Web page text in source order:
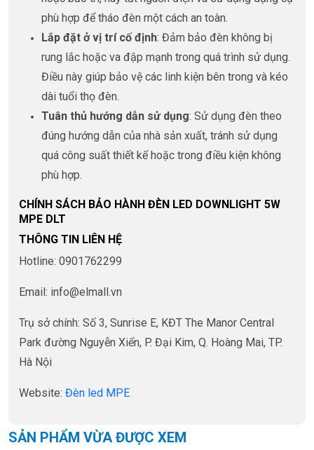
phù hợp để tháo đèn một cách an toàn.
Lắp đặt ở vị trí cố định: Đảm bảo đèn không bị
rung lắc hoặc va đập mạnh trong quá trình sử dụng.
Điều này giúp bảo vệ các linh kiện bên trong và kéo
dài tuổi thọ đèn.
Tuân thủ hướng dẫn sử dụng: Sử dụng đèn theo
đúng hướng dẫn của nhà sản xuất, tránh sử dụng
quá công suất thiết kế hoặc trong điều kiện không
phù hợp.
CHÍNH SÁCH BẢO HÀNH ĐÈN LED DOWNLIGHT 5W
MPE DLT
THÔNG TIN LIÊN HỆ
Hotline: 0901762299
Email: info@elmall.vn
Trụ sở chính: Số 3, Sunrise E, KĐT The Manor Central
Park đường Nguyễn Xiển, P. Đại Kim, Q. Hoàng Mai, TP.
Hà Nội
Website: Đèn led MPE
SẢN PHẨM VỪA ĐƯỢC XEM